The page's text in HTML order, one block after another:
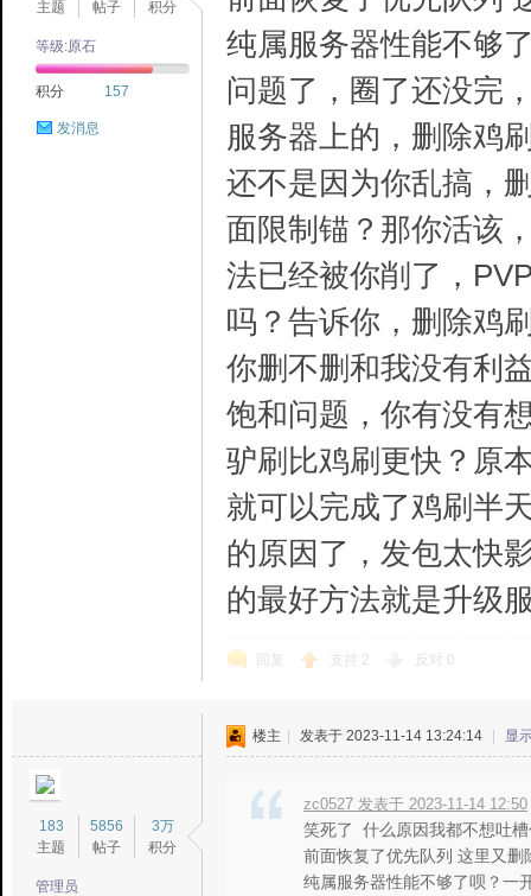
主题
帖子
积分
等级:原石
积分 157
发消息
纯属服务器性能不够
问题了，圈了还没完
服务器上的，删除鸡
还不是因为你乱搞，
面限制锚？那你活该
法已经被你削了，
吗？告诉你，删除鸡
你删不删和我没有利
饱和问题，你有没有
驴刷比鸡刷更快？原
就可以完成了鸡刷半
的原因了，发包太快
的最好方法就是升级
回复 支持 2 反对 0
183
主题
5856
帖子
3万
积分
管理员
楼主 发表于 2023-11-14 13:24:14 显
zc0527 发表于 2023-11-14 12:50
笑死了 什么原因我都不想吐
前面恢复了优先队列 这里又删
纯属服务器性能不够了呗？一